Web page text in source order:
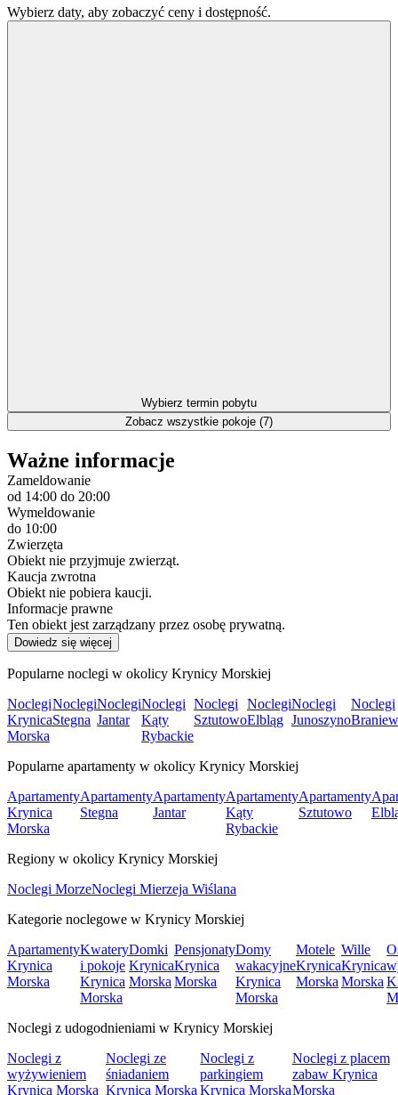
Wybierz daty, aby zobaczyć ceny i dostępność.
Wybierz termin pobytu
Zobacz wszystkie pokoje (7)
Ważne informacje
Zameldowanie
od 14:00 do 20:00
Wymeldowanie
do 10:00
Zwierzęta
Obiekt nie przyjmuje zwierząt.
Kaucja zwrotna
Obiekt nie pobiera kaucji.
Informacje prawne
Ten obiekt jest zarządzany przez osobę prywatną.
Dowiedz się więcej
Popularne noclegi w okolicy Krynicy Morskiej
Noclegi
Krynica
Morska
Noclegi
Stegna
Noclegi
Jantar
Noclegi
Kąty
Rybackie
Noclegi
Sztutowo
Noclegi
Elbląg
Noclegi
Junoszyno
Noclegi
Popularne apartamenty w okolicy Krynicy Morskiej
Apartamenty
Krynica
Morska
Apartamenty
Stegna
Apartamenty
Jantar
Apartamenty
Kąty
Rybackie
Apartamenty
Sztutowo
Regiony w okolicy Krynicy Morskiej
Noclegi MorzeNoclegi Mierzeja Wiślana
Kategorie noclegowe w Krynicy Morskiej
Apartamenty
Krynica
Morska
Kwatery
i pokoje
Krynica
Morska
Domki
Krynica
Morska
Pensjonaty
Krynica
Morska
Domy
wakacyjne
Krynica
Morska
Motele
Krynica
Morska
Wille
Krynica
Morska
Noclegi z udogodnieniami w Krynicy Morskiej
Noclegi z
wyżywieniem
Krynica Morska
Noclegi ze
śniadaniem
Krynica Morska
Noclegi z
parkingiem
Krynica Morska
Noclegi z placem
zabaw Krynica
Morska